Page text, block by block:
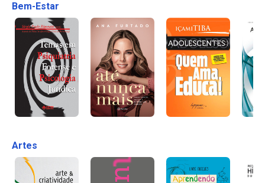
Bem-Estar
Artes